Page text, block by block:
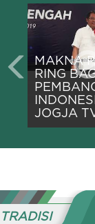
MAKNA
RING
JOGJA
TRADISI